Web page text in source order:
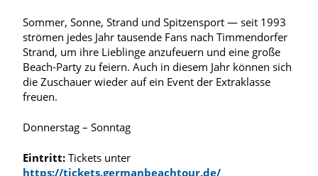
Sommer, Sonne, Strand und Spitzensport — seit 1993
strömen jedes Jahr tausende Fans nach Timmendorfer
Strand, um ihre Lieblinge anzufeuern und eine große
Beach-Party zu feiern. Auch in diesem Jahr können sich
die Zuschauer wieder auf ein Event der Extraklasse
freuen.
Donnerstag – Sonntag
Eintritt: Tickets unter
https://tickets.germanbeachtour.de/